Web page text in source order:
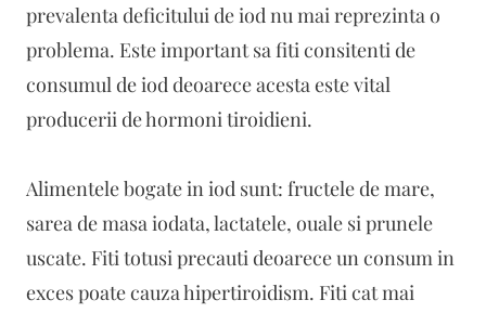
prevalenta deficitului de iod nu mai reprezinta o
problema. Este important sa fiti consitenti de
consumul de iod deoarece acesta este vital
producerii de hormoni tiroidieni.
Alimentele bogate in iod sunt: fructele de mare,
sarea de masa iodata, lactatele, ouale si prunele
uscate. Fiti totusi precauti deoarece un consum in
exces poate cauza hipertiroidism. Fiti cat mai